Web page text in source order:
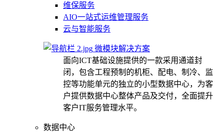
维保服务
AIO一站式运维管理服务
云与智能服务
微模块解决方案
面向ICT基础设施提供的一款采用通道封
闭，包含工程预制的机柜、配电、制冷、监
控等功能单元的独立的小型数据中心，为客
户提供数据中心整体产品及交付，全面提升
客户IT服务管理水平。
数据中心